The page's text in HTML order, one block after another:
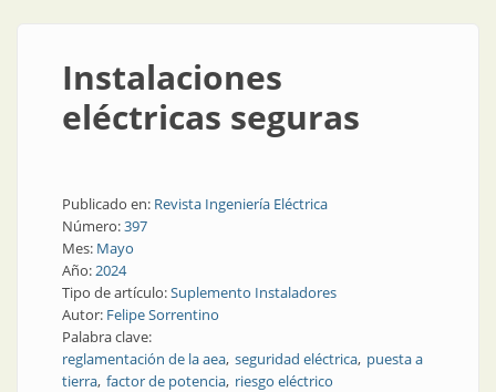
Instalaciones
eléctricas seguras
Publicado en: Revista Ingeniería Eléctrica
Número:397
Mes: Mayo
Año:2024
Tipo de artículo:Suplemento Instaladores
Autor: Felipe Sorrentino
Palabra clave:
reglamentación de la aea seguridad eléctrica puesta a
tierra factor de potencia riesgo eléctrico